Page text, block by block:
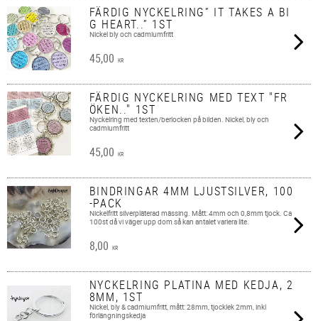
FÄRDIG NYCKELRING” IT TAKES A BI
G HEART..” 1ST
Nickel bly och cadmiumfritt
45,00 KR
FÄRDIG NYCKELRING MED TEXT "FR
ÖKEN.." 1ST
Nyckelring med texten/berlocken på bilden. Nickel, bly och
cadmiumfritt
45,00 KR
BINDRINGAR 4MM LJUSTSILVER, 100
-PACK
Nickelfritt silverpläterad mässing. Mått: 4mm och 0,8mm tjock. Ca
100st då vi väger upp dom så kan antalet variera lite.
8,00 KR
NYCKELRING PLATINA MED KEDJA, 2
8MM, 1ST
Nickel, bly & cadmiumfritt, mått: 28mm, tjocklek 2mm, inkl
förlängningskedja